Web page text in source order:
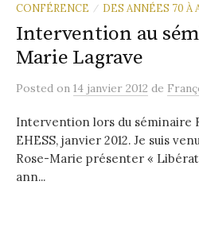
CONFÉRENCE / DES ANNÉES 70 À
Intervention au
Marie Lagrave
Posted on 14 janvier 2012 de
Intervention lors du séminaire
EHESS, janvier 2012. Je suis
Rose-Marie présenter «
ann...